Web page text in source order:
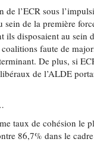
de l’ECR sous
sein de la première
disposaient au sein
faute de
De plus, si
de l’ALDE
taux de cohésion le
86,7% dans le